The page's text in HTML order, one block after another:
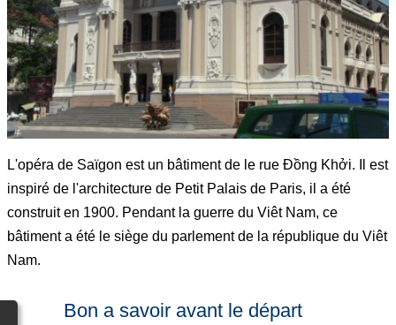
L'opéra de Saïgon est un bâtiment de le rue Đồng Khởi. Il est
inspiré de l'architecture de Petit Palais de Paris, il a été
construit en 1900. Pendant la guerre du Viêt Nam, ce
bâtiment a été le siège du parlement de la république du Viêt
Nam.
Bon a savoir avant le départ